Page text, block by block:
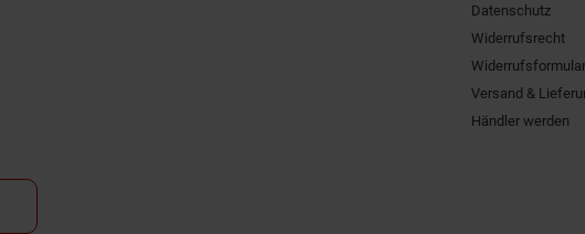
Datenschutz
Widerrufsrecht
Widerrufsformular
Versand &
Händler werden